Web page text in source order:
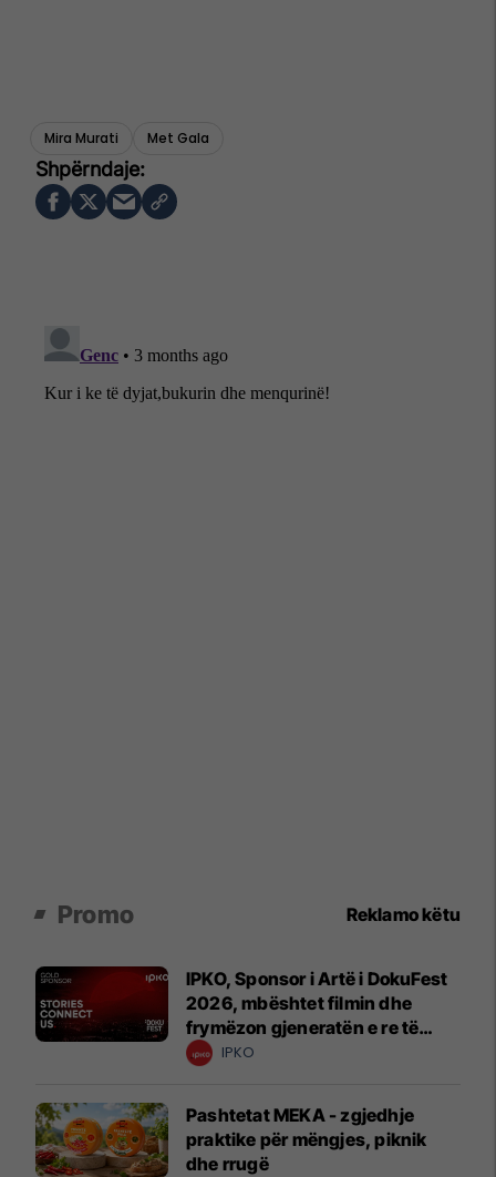
Mira Murati Met Gala
Promo Reklamo këtu
IPKO, Sponsor i Artë i DokuFest
2026, mbështet filmin dhe
frymëzon gjeneratën e re të
krijuesve
IPKO
Pashtetat MEKA - zgjedhje
praktike për mëngjes, piknik
dhe rrugë